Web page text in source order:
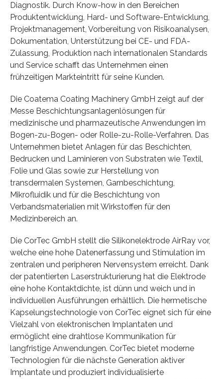
Diagnostik. Durch Know-how in den Bereichen
Produktentwicklung, Hard- und Software-Entwicklung,
Projektmanagement, Vorbereitung von Risikoanalysen,
Dokumentation, Unterstützung bei CE- und FDA-
Zulassung, Produktion nach internationalen Standards
und Service schafft das Unternehmen einen
frühzeitigen Markteintritt für seine Kunden.
Die Coatema Coating Machinery GmbH zeigt auf der
Messe Beschichtungsanlagenlösungen für
medizinische und pharmazeutische Anwendungen im
Bogen-zu-Bogen- oder Rolle-zu-Rolle-Verfahren. Das
Unternehmen bietet Anlagen für das Beschichten,
Bedrucken und Laminieren von Substraten wie Textil,
Folie und Glas sowie zur Herstellung von
transdermalen Systemen, Garnbeschichtung,
Mikrofluidik und für die Beschichtung von
Verbandsmaterialien mit Wirkstoffen für den
Medizinbereich an.
Die CorTec GmbH stellt die Silikonelektrode AirRay vor,
welche eine hohe Datenerfassung und Stimulation im
zentralen und peripheren Nervensystem erreicht. Dank
der patentierten Laserstrukturierung hat die Elektrode
eine hohe Kontaktdichte, ist dünn und weich und in
individuellen Ausführungen erhältlich. Die hermetische
Kapselungstechnologie von CorTec eignet sich für eine
Vielzahl von elektronischen Implantaten und
ermöglicht eine drahtlose Kommunikation für
langfristige Anwendungen. CorTec bietet moderne
Technologien für die nächste Generation aktiver
Implantate und produziert individualisierte